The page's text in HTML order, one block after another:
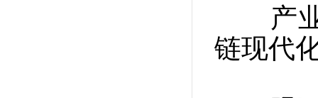
产业
链现代